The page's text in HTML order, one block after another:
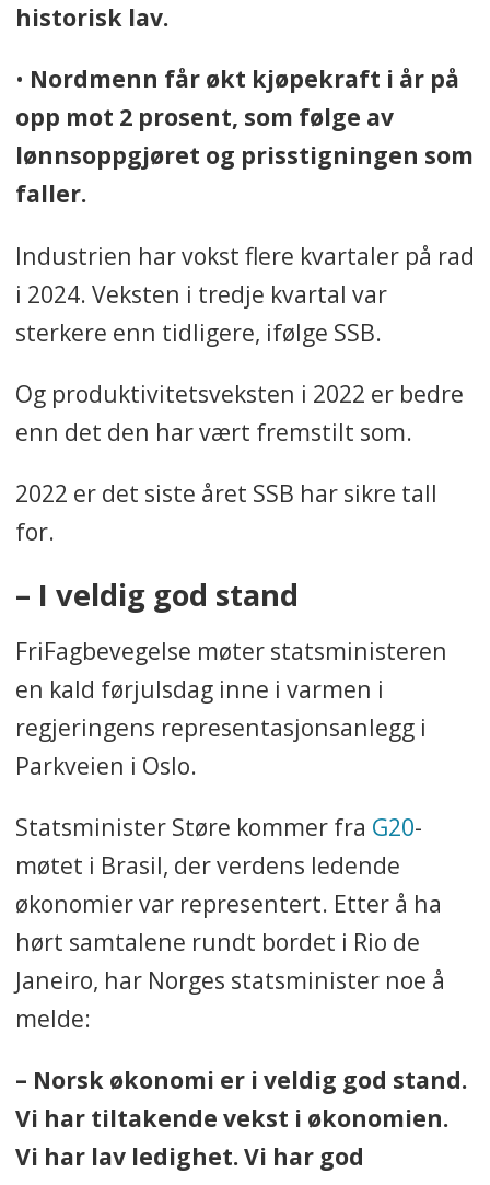
historisk lav.
• Nordmenn får økt kjøpekraft i år på
opp mot 2 prosent, som følge av
lønnsoppgjøret og prisstigningen som
faller.
Industrien har vokst flere kvartaler på rad
i 2024. Veksten i tredje kvartal var
sterkere enn tidligere, ifølge SSB.
Og produktivitetsveksten i 2022 er bedre
enn det den har vært fremstilt som.
2022 er det siste året SSB har sikre tall
for.
– I veldig god stand
FriFagbevegelse møter statsministeren
en kald førjulsdag inne i varmen i
regjeringens representasjonsanlegg i
Parkveien i Oslo.
Statsminister Støre kommer fra G20-
møtet i Brasil, der verdens ledende
økonomier var representert. Etter å ha
hørt samtalene rundt bordet i Rio de
Janeiro, har Norges statsminister noe å
melde:
– Norsk økonomi er i veldig god stand.
Vi har tiltakende vekst i økonomien.
Vi har lav ledighet. Vi har god